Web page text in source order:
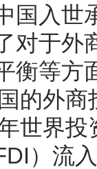
国入世
对于外
衡等方
的外
世界
）流